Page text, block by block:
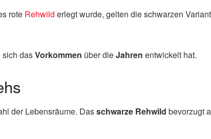
rote Rehwild erlegt wurde, gelten die schwarzen
sich dasVorkommen über dieJahren entwickelt hat.
der Lebensräume. Dasschwarze Rehwild bevorzugt